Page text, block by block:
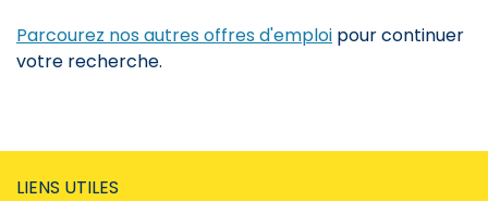
Parcourez nos autres offres d'emploi pour continuer
votre recherche.
LIENS UTILES